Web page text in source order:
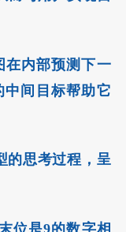
在内部预测下一
中间目标帮助它
的思考过程，呈
位是9的数字相